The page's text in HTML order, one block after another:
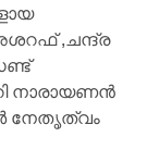
,ചന്ദ്ര
നാരായണൻ
നേതൃത്വം